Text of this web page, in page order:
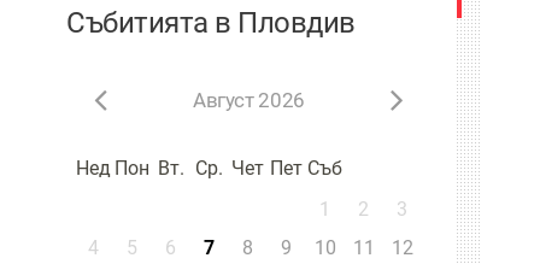
Събитията в Пловдив
Август 2026
Нед Пон Вт. Ср. Чет Пет Съб
1
2
3
4
5 6 7 8 9 10 11
12